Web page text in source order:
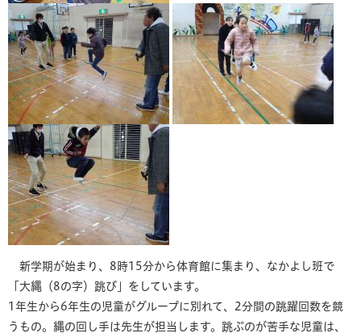
新学期が始まり、8時15分から体育館に集まり、なかよし班で
「大縄（8の字）跳び」をしています。
1年生から6年生の児童がグループに別れて、2分間の跳躍回数を競
うもの。縄の回し手は先生が担当します。跳ぶのが苦手な児童は、